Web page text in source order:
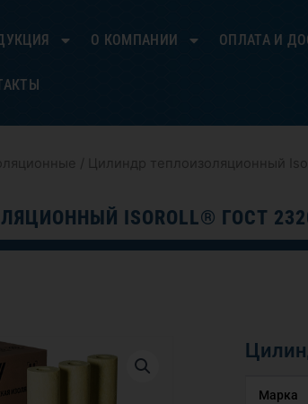
О КОМПАНИИ ОПЛАТА И
/ Цилиндр теплоизоляционный
ISOROLL® ГОСТ
Марка